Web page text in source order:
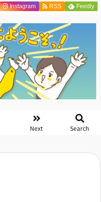
Next Search
Instagram RSS Feedly